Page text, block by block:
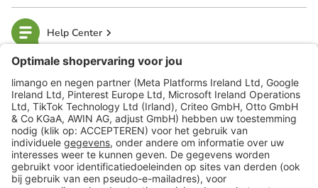
Help Center
limango
Veilig winkelen
Klantenservice
Shop